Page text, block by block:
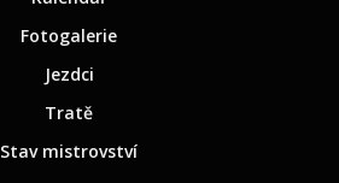
Fotogalerie
Jezdci
Tratě
Stav mistrovství